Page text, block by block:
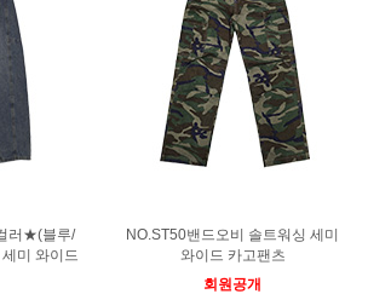
러★(블루/
미 와이드
NO.ST50밴드오비 솔트워싱 세미
와이드 카고팬츠
회원공개